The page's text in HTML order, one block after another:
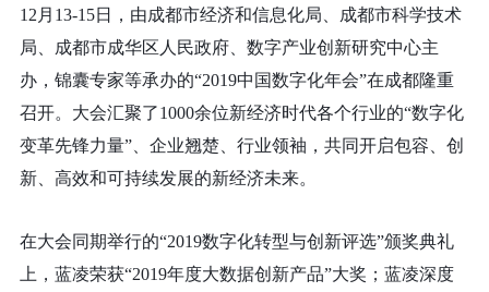
12月13-15日，由成都市经济和信息化局、成都市科学技术
局、成都市成华区人民政府、数字产业创新研究中心主
办，锦囊专家等承办的“2019中国数字化年会”在成都隆重
召开。大会汇聚了1000余位新经济时代各个行业的“数字化
变革先锋力量”、企业翘楚、行业领袖，共同开启包容、创
新、高效和可持续发展的新经济未来。
在大会同期举行的“2019数字化转型与创新评选”颁奖典礼
上，蓝凌荣获“2019年度大数据创新产品”大奖；蓝凌深度